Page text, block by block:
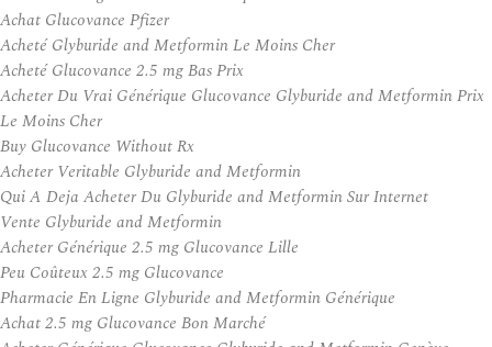
Achat Glucovance Pfizer
Acheté Glyburide and Metformin Le Moins Cher
Acheté Glucovance 2.5 mg Bas Prix
Acheter Du Vrai Générique Glucovance Glyburide and Metformin Prix
Le Moins Cher
Buy Glucovance Without Rx
Acheter Veritable Glyburide and Metformin
Qui A Deja Acheter Du Glyburide and Metformin Sur Internet
Vente Glyburide and Metformin
Acheter Générique 2.5 mg Glucovance Lille
Peu Coûteux 2.5 mg Glucovance
Pharmacie En Ligne Glyburide and Metformin Générique
Achat 2.5 mg Glucovance Bon Marché